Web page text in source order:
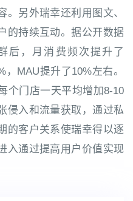
。另外瑞幸还利用图文、
的持续互动。据公开数据
后，月消费频次提升了
MAU提升了10%左右。
个门店一天平均增加8-10
侵入和流量获取，通过私
的客户关系使瑞幸得以逐
入通过提高用户价值实现